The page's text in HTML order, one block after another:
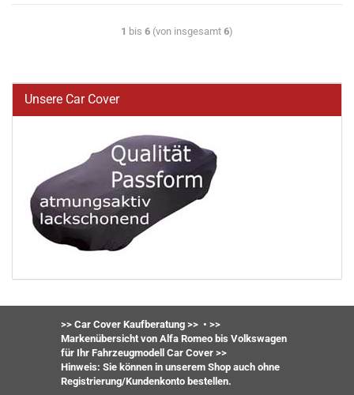
1 bis 6 (von insgesamt 6)
Unsere Car Cover
>> Car Cover Kaufberatung >> • >>
Markenübersicht von Alfa Romeo bis Volkswagen
für Ihr Fahrzeugmodell Car Cover >>
Hinweis: Sie können in unserem Shop auch ohne
Registrierung/Kundenkonto bestellen.